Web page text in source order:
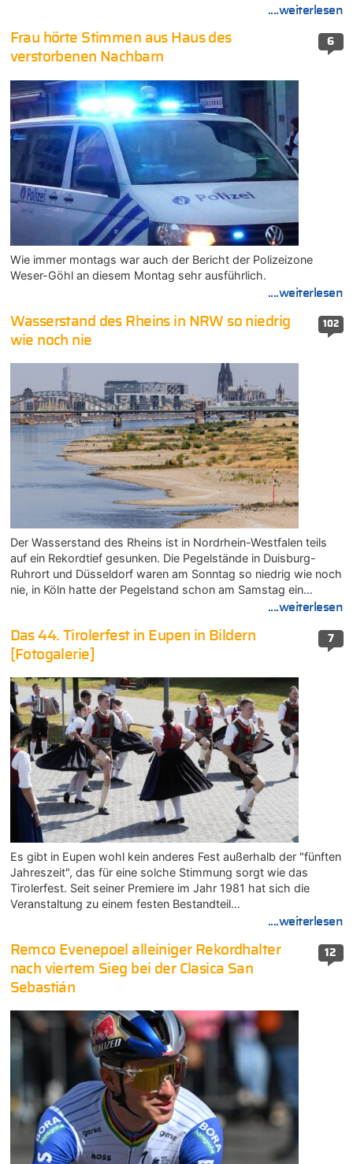
....weiterlesen
6
Frau hörte Stimmen aus Haus des
verstorbenen Nachbarn
Wie immer montags war auch der Bericht der Polizeizone
Weser-Göhl an diesem Montag sehr ausführlich.
....weiterlesen
102
Wasserstand des Rheins in NRW so niedrig
wie noch nie
Der Wasserstand des Rheins ist in Nordrhein-Westfalen teils
auf ein Rekordtief gesunken. Die Pegelstände in Duisburg-
Ruhrort und Düsseldorf waren am Sonntag so niedrig wie noch
nie, in Köln hatte der Pegelstand schon am Samstag ein…
....weiterlesen
7
Das 44. Tirolerfest in Eupen in Bildern
[Fotogalerie]
Es gibt in Eupen wohl kein anderes Fest außerhalb der "fünften
Jahreszeit", das für eine solche Stimmung sorgt wie das
Tirolerfest. Seit seiner Premiere im Jahr 1981 hat sich die
Veranstaltung zu einem festen Bestandteil…
....weiterlesen
12
Remco Evenepoel alleiniger Rekordhalter
nach viertem Sieg bei der Clasica San
Sebastián